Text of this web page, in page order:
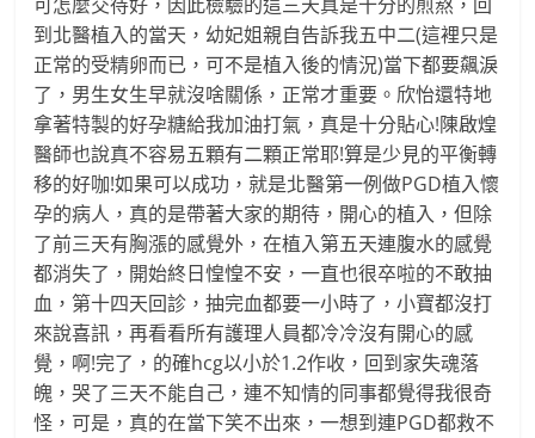
到北醫植入的當天，幼妃姐親自告訴我五中二(這裡只是
正常的受精卵而已，可不是植入後的情況)當下都要飆淚
了，男生女生早就沒啥關係，正常才重要。欣怡還特地
拿著特製的好孕糖給我加油打氣，真是十分貼心!陳啟煌
醫師也說真不容易五顆有二顆正常耶!算是少見的平衡轉
移的好咖!如果可以成功，就是北醫第一例做PGD植入懷
孕的病人，真的是帶著大家的期待，開心的植入，但除
了前三天有胸漲的感覺外，在植入第五天連腹水的感覺
都消失了，開始終日惶惶不安，一直也很卒啦的不敢抽
血，第十四天回診，抽完血都要一小時了，小寶都沒打
來說喜訊，再看看所有護理人員都冷冷沒有開心的感
覺，啊!完了，的確hcg以小於1.2作收，回到家失魂落
魄，哭了三天不能自己，連不知情的同事都覺得我很奇
怪，可是，真的在當下笑不出來，一想到連PGD都救不